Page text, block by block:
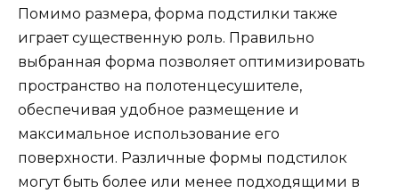
Помимо размера, форма подстилки также
играет существенную роль. Правильно
выбранная форма позволяет оптимизировать
пространство на полотенцесушителе,
обеспечивая удобное размещение и
максимальное использование его
поверхности. Различные формы подстилок
могут быть более или менее подходящими в